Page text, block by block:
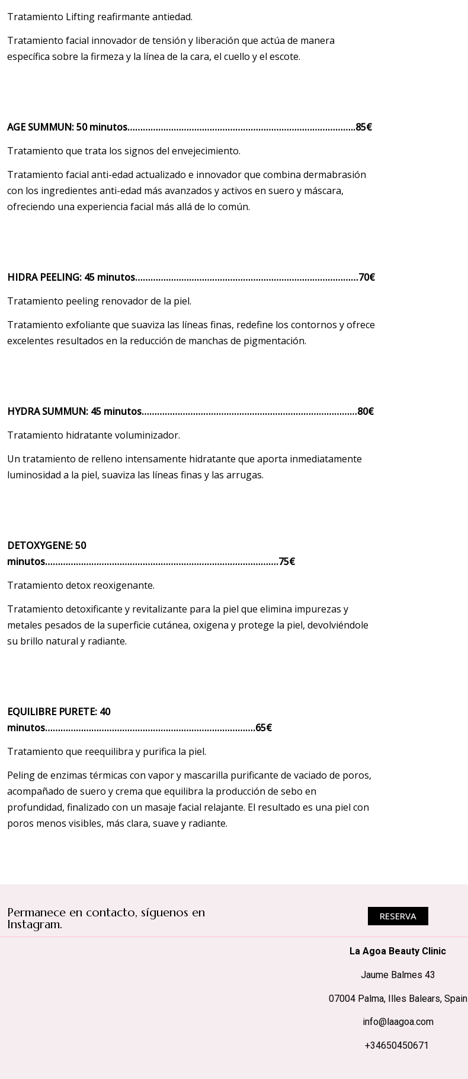
Tratamiento Lifting reafirmante antiedad.
Tratamiento facial innovador de tensión y liberación que actúa de manera
específica sobre la firmeza y la línea de la cara, el cuello y el escote.
AGE SUMMUN: 50 minutos……………………………………………………………………………..85€
Tratamiento que trata los signos del envejecimiento.
Tratamiento facial anti-edad actualizado e innovador que combina dermabrasión
con los ingredientes anti-edad más avanzados y activos en suero y máscara,
ofreciendo una experiencia facial más allá de lo común.
HIDRA PEELING: 45 minutos……………………………………………………………………………70€
Tratamiento peeling renovador de la piel.
Tratamiento exfoliante que suaviza las líneas finas, redefine los contornos y ofrece
excelentes resultados en la reducción de manchas de pigmentación.
HYDRA SUMMUN: 45 minutos…………………………………………………………………………80€
Tratamiento hidratante voluminizador.
Un tratamiento de relleno intensamente hidratante que aporta inmediatamente
luminosidad a la piel, suaviza las líneas finas y las arrugas.
DETOXYGENE: 50
minutos……………………………………………………………………………….75€
Tratamiento detox reoxigenante.
Tratamiento detoxificante y revitalizante para la piel que elimina impurezas y
metales pesados de la superficie cutánea, oxigena y protege la piel, devolviéndole
su brillo natural y radiante.
EQUILIBRE PURETE: 40
minutos……………………………………………………………………….65€
Tratamiento que reequilibra y purifica la piel.
Peling de enzimas térmicas con vapor y mascarilla purificante de vaciado de poros,
acompañado de suero y crema que equilibra la producción de sebo en
profundidad, finalizado con un masaje facial relajante. El resultado es una piel con
poros menos visibles, más clara, suave y radiante.
Permanece en contacto, síguenos en
Instagram.
RESERVA
La Agoa Beauty Clinic
Jaume Balmes 43
07004 Palma, Illes Balears, Spain
info@laagoa.com
+34650450671